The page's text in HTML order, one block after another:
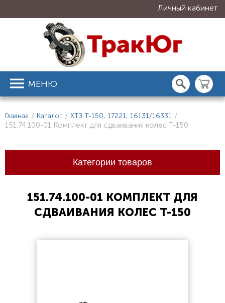
Личный кабинет
МЕНЮ
Главная / Каталог / ХТЗ Т-150, 17221, 16131/16331 /
151.74.100-01 Комплект для сдваивания колес Т-150
Категории товаров
151.74.100-01 КОМПЛЕКТ ДЛЯ
СДВАИВАНИЯ КОЛЕС Т-150